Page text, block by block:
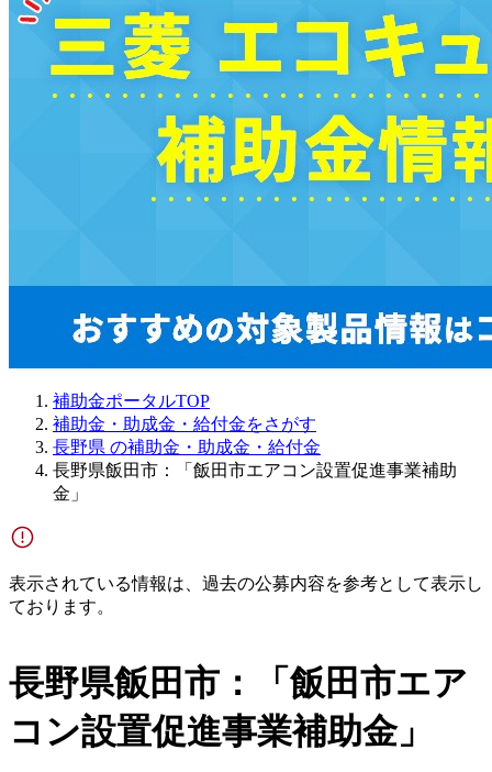
補助金ポータルTOP
補助金・助成金・給付金をさがす
長野県 の補助金・助成金・給付金
長野県飯田市：「飯田市エアコン設置促進事業補助
金」
表示されている情報は、過去の公募内容を参考として表示し
ております。
長野県飯田市：「飯田市エア
コン設置促進事業補助金」